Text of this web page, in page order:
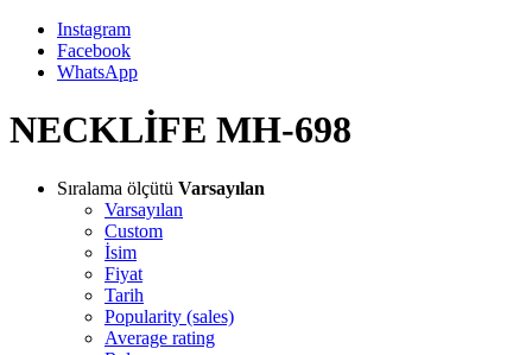
Instagram
Facebook
WhatsApp
NECKLİFE MH-698
Sıralama ölçütü Varsayılan
Varsayılan
Custom
İsim
Fiyat
Tarih
Popularity (sales)
Average rating